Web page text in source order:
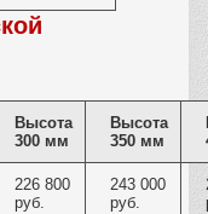
Высота
300 мм
Высота
350 мм
226 800
руб.
243 000
руб.